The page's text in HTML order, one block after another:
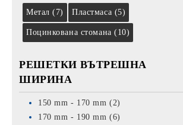
Метал (7) Пластмаса (5)
Поцинкована стомана (10)
РЕШЕТКИ ВЪТРЕШНА
ШИРИНА
150 mm - 170 mm (2)
170 mm - 190 mm (6)